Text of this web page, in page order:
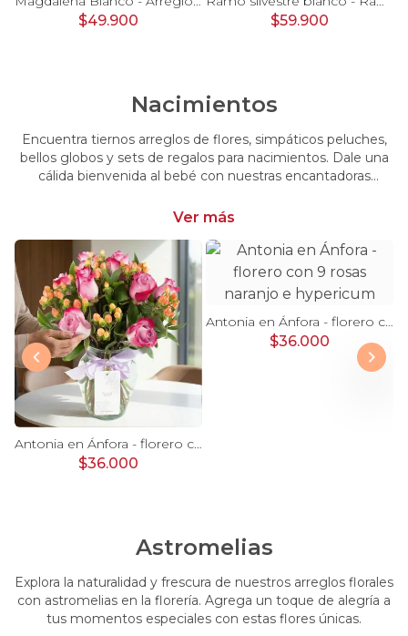
$49.900 $59.900
Nacimientos
Encuentra tiernos arreglos de flores, simpáticos peluches,
bellos globos y sets de regalos para nacimientos. Dale una
cálida bienvenida al bebé con nuestras encantadoras
especial.
Ver más
Antonia en Ánfora - florero con 9 rosas lila e hypericum
$36.000
Antonia en Ánfora - florero con 9 rosas naranjo e hypericum
$36.000
Astromelias
Explora la naturalidad y frescura de nuestros arreglos florales
con astromelias en la florería. Agrega un toque de alegría a
tus momentos especiales con estas flores únicas.